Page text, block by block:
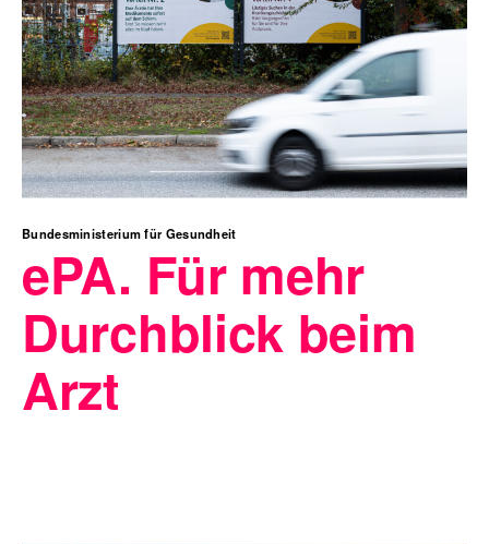
Bundesministerium für Gesundheit
ePA. Für mehr
Durchblick beim
Arzt